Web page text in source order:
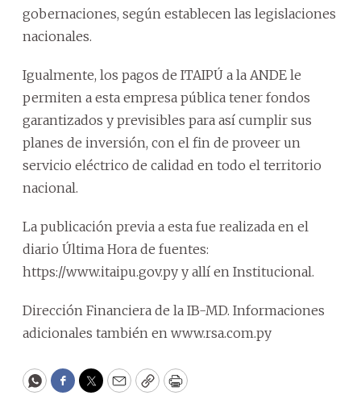
gobernaciones, según establecen las legislaciones
nacionales.
Igualmente, los pagos de ITAIPÚ a la ANDE le
permiten a esta empresa pública tener fondos
garantizados y previsibles para así cumplir sus
planes de inversión, con el fin de proveer un
servicio eléctrico de calidad en todo el territorio
nacional.
La publicación previa a esta fue realizada en el
diario Última Hora de fuentes:
https://www.itaipu.gov.py y allí en Institucional.
Dirección Financiera de la IB-MD. Informaciones
adicionales también en www.rsa.com.py
WhatsApp
Facebook
Twitter
EmailCopyPrint